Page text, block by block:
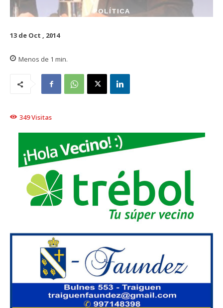
POLÍTICA
13 de Oct , 2014
Menos de 1 min.
349Visitas